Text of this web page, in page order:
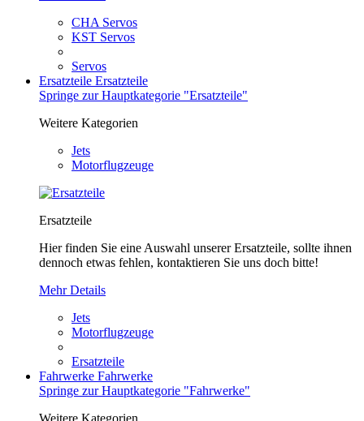
CHA Servos
KST Servos
Servos
Ersatzteile Ersatzteile
Springe zur Hauptkategorie "Ersatzteile"
Weitere Kategorien
Jets
Motorflugzeuge
Ersatzteile
Hier finden Sie eine Auswahl unserer Ersatzteile, sollte ihnen
dennoch etwas fehlen, kontaktieren Sie uns doch bitte!
Mehr Details
Jets
Motorflugzeuge
Ersatzteile
Fahrwerke Fahrwerke
Springe zur Hauptkategorie "Fahrwerke"
Weitere Kategorien